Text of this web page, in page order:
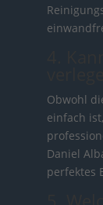
Obwohl
einfach
Daniel
perfektes